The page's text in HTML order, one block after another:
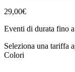
29,00€
Eventi di durata fino
Seleziona una tariffa
Colori